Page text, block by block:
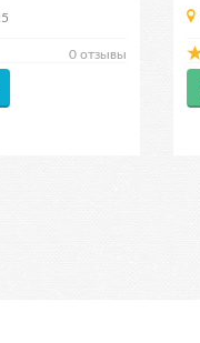
0 отзывы